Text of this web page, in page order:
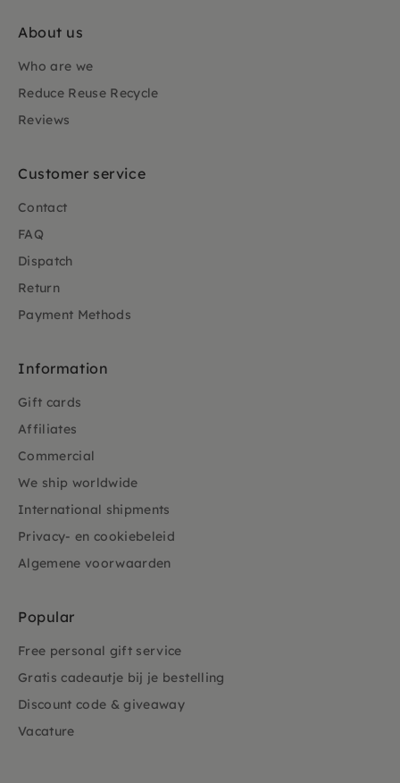
About us
Who are we
Reduce Reuse Recycle
Reviews
Customer service
Contact
FAQ
Dispatch
Return
Payment Methods
Information
Gift cards
Affiliates
Commercial
We ship worldwide
International shipments
Privacy- en cookiebeleid
Algemene voorwaarden
Popular
Free personal gift service
Gratis cadeautje bij je bestelling
Discount code & giveaway
Vacature